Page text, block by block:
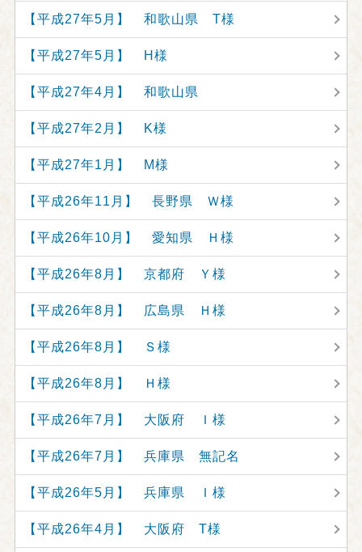
【平成27年5月】 和歌山県 T様
【平成27年5月】 H様
【平成27年4月】 和歌山県
【平成27年2月】 K様
【平成27年1月】 M様
【平成26年11月】 長野県 Ｗ様
【平成26年10月】 愛知県 Ｈ様
【平成26年8月】 京都府 Ｙ様
【平成26年8月】 広島県 Ｈ様
【平成26年8月】 Ｓ様
【平成26年8月】 Ｈ様
【平成26年7月】 大阪府 Ｉ様
【平成26年7月】 兵庫県 無記名
【平成26年5月】 兵庫県 Ｉ様
【平成26年4月】 大阪府 T様